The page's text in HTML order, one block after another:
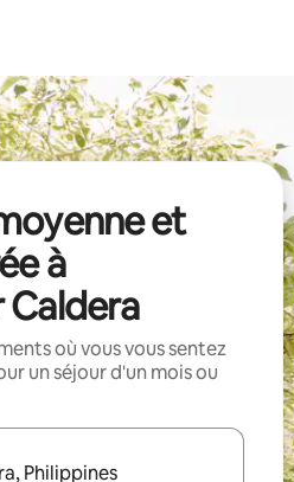
et
à
où vous vous sentez
un séjour d'un mois ou
utilisez les flèches vers le